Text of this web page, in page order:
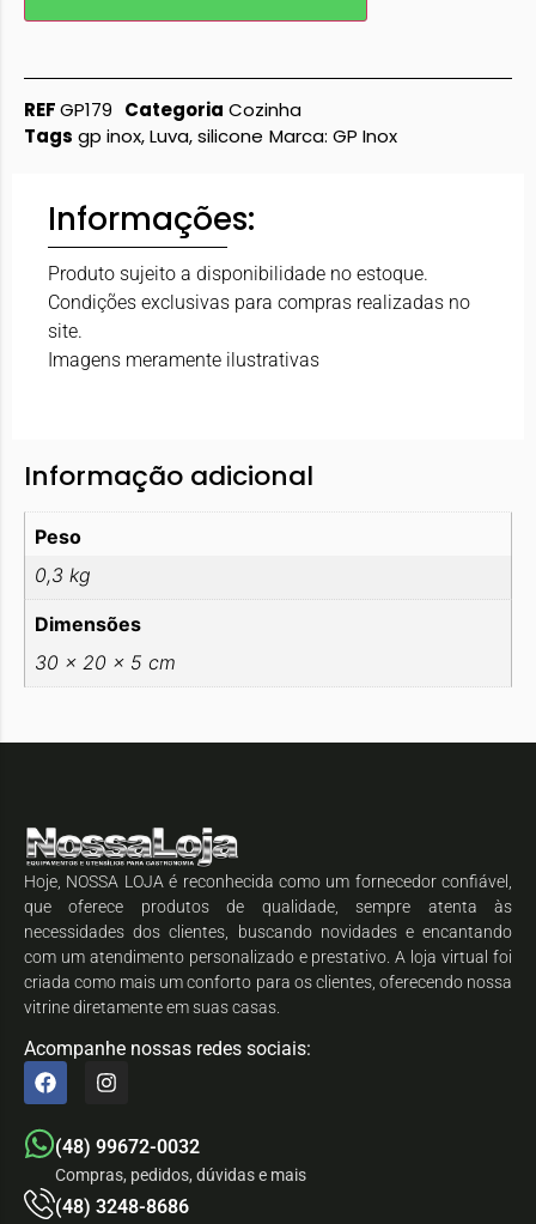
REFGP179 Categoria Cozinha
Tags gp inox,Luva,silicone Marca: GP Inox
Informações:
Produto sujeito a disponibilidade no estoque.
Condições exclusivas para compras realizadas no
site.
Imagens meramente ilustrativas
Informação adicional
Peso
0,3 kg
Dimensões
30 × 20 × 5 cm
Hoje, NOSSA LOJA é reconhecida como um fornecedor confiável,
que oferece produtos de qualidade, sempre atenta às
necessidades dos clientes, buscando novidades e encantando
com um atendimento personalizado e prestativo. A loja virtual foi
criada como mais um conforto para os clientes, oferecendo nossa
vitrine diretamente em suas casas.
Acompanhe nossas redes sociais:
(48) 99672-0032
Compras, pedidos, dúvidas e mais
(48) 3248-8686